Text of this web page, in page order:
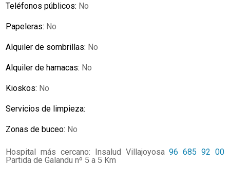
Teléfonos públicos: No
Papeleras: No
Alquiler de sombrillas: No
Alquiler de hamacas: No
Kioskos: No
Servicios de limpieza:
Zonas de buceo: No
Hospital más cercano: Insalud Villajoyosa96 685 92 00
Partida de Galandu nº 5 a 5 Km